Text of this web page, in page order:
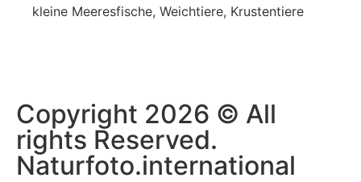
kleine Meeresfische, Weichtiere, Krustentiere
Copyright 2026 © All
rights Reserved.
Naturfoto.international